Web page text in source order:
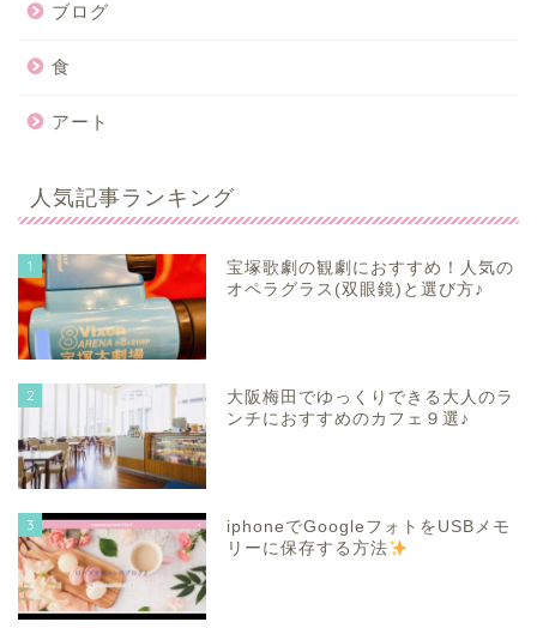
ブログ
食
アート
人気記事ランキング
1
宝塚歌劇の観劇におすすめ！人気の
オペラグラス(双眼鏡)と選び方♪
2
大阪梅田でゆっくりできる大人のラ
ンチにおすすめのカフェ９選♪
3
iphoneでGoogleフォトをUSBメモ
リーに保存する方法